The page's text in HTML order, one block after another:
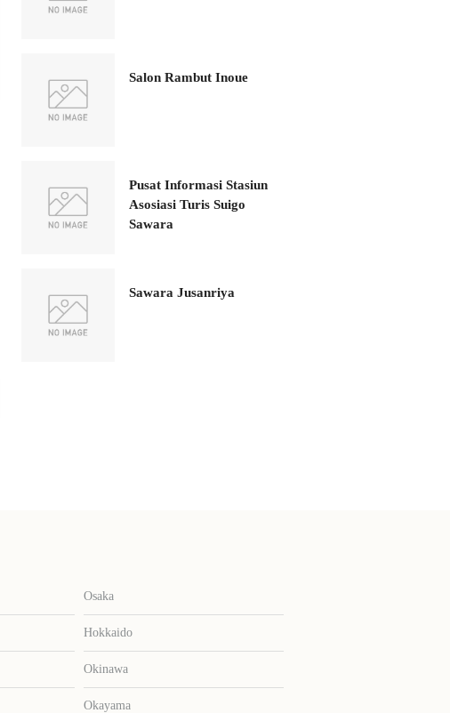
Salon Rambut Inoue
Pusat Informasi Stasiun
Asosiasi Turis Suigo
Sawara
Sawara Jusanriya
Osaka
Hokkaido
Okinawa
Okayama